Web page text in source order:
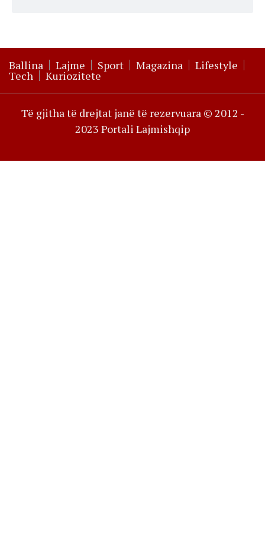
Ballina Lajme Sport Magazina Lifestyle
Tech Kuriozitete
Të gjitha të drejtat janë të rezervuara © 2012 -
2023 Portali Lajmishqip